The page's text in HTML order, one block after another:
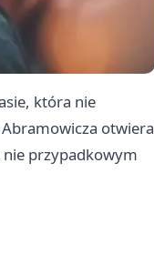
która nie
otwiera
przypadkowym